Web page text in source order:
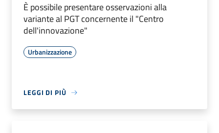
È possibile presentare osservazioni alla
variante al PGT concernente il "Centro
dell'innovazione"
Urbanizzazione
LEGGI DI PIÙ